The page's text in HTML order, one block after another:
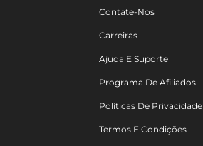
Contate-Nos
Carreiras
Ajuda E Suporte
Programa De Afiliados
Políticas De Privacidade
Termos E Condições